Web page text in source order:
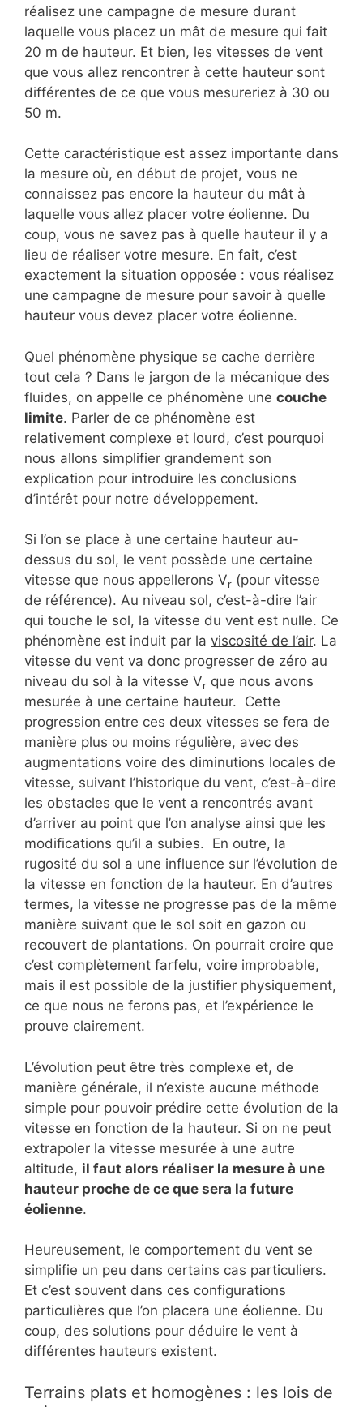
réalisez une campagne de mesure durant
laquelle vous placez un mât de mesure qui fait
20 m de hauteur. Et bien, les vitesses de vent
que vous allez rencontrer à cette hauteur sont
différentes de ce que vous mesureriez à 30 ou
50 m.
Cette caractéristique est assez importante dans
la mesure où, en début de projet, vous ne
connaissez pas encore la hauteur du mât à
laquelle vous allez placer votre éolienne. Du
coup, vous ne savez pas à quelle hauteur il y a
lieu de réaliser votre mesure. En fait, c’est
exactement la situation opposée : vous réalisez
une campagne de mesure pour savoir à quelle
hauteur vous devez placer votre éolienne.
Quel phénomène physique se cache derrière
tout cela ? Dans le jargon de la mécanique des
fluides, on appelle ce phénomène une couche
limite. Parler de ce phénomène est
relativement complexe et lourd, c’est pourquoi
nous allons simplifier grandement son
explication pour introduire les conclusions
d’intérêt pour notre développement.
Si l’on se place à une certaine hauteur au-
dessus du sol, le vent possède une certaine
vitesse que nous appellerons Vr (pour vitesse
de référence). Au niveau sol, c’est-à-dire l’air
qui touche le sol, la vitesse du vent est nulle. Ce
phénomène est induit par la viscosité de l’air. La
vitesse du vent va donc progresser de zéro au
niveau du sol à la vitesse Vr que nous avons
mesurée à une certaine hauteur. Cette
progression entre ces deux vitesses se fera de
manière plus ou moins régulière, avec des
augmentations voire des diminutions locales de
vitesse, suivant l’historique du vent, c’est-à-dire
les obstacles que le vent a rencontrés avant
d’arriver au point que l’on analyse ainsi que les
modifications qu’il a subies. En outre, la
rugosité du sol a une influence sur l’évolution de
la vitesse en fonction de la hauteur. En d’autres
termes, la vitesse ne progresse pas de la même
manière suivant que le sol soit en gazon ou
recouvert de plantations. On pourrait croire que
c’est complètement farfelu, voire improbable,
mais il est possible de la justifier physiquement,
ce que nous ne ferons pas, et l’expérience le
prouve clairement.
L’évolution peut être très complexe et, de
manière générale, il n’existe aucune méthode
simple pour pouvoir prédire cette évolution de la
vitesse en fonction de la hauteur. Si on ne peut
extrapoler la vitesse mesurée à une autre
altitude, il faut alors réaliser la mesure à une
hauteur proche de ce que sera la future
éolienne.
Heureusement, le comportement du vent se
simplifie un peu dans certains cas particuliers.
Et c’est souvent dans ces configurations
particulières que l’on placera une éolienne. Du
coup, des solutions pour déduire le vent à
différentes hauteurs existent.
Terrains plats et homogènes : les lois de